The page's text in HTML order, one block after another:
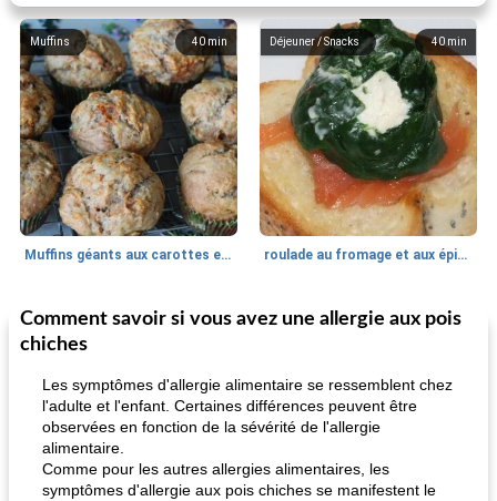
40 min
Muffins
Muffins géants aux carottes et à la banane de Nif
40 min
Déjeuner / Snacks
roulade au fromage et aux épinards
30min
Marques de confiance: recettes et
55min
Viande et volaille
Comment savoir si vous avez une allergie aux pois
chiches
Les symptômes d'allergie alimentaire se ressemblent chez
l'adulte et l'enfant. Certaines différences peuvent être
observées en fonction de la sévérité de l'allergie
alimentaire.
Comme pour les autres allergies alimentaires, les
symptômes d'allergie aux pois chiches se manifestent le